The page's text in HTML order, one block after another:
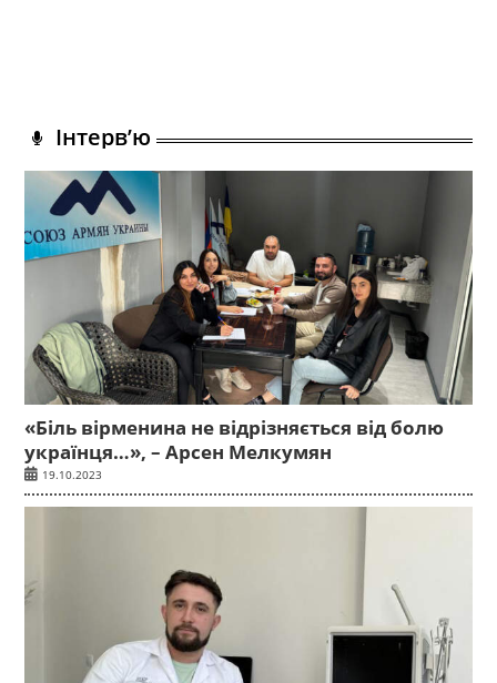
Інтерв’ю
«Біль вірменина не відрізняється від болю
українця…», – Арсен Мелкумян
19.10.2023